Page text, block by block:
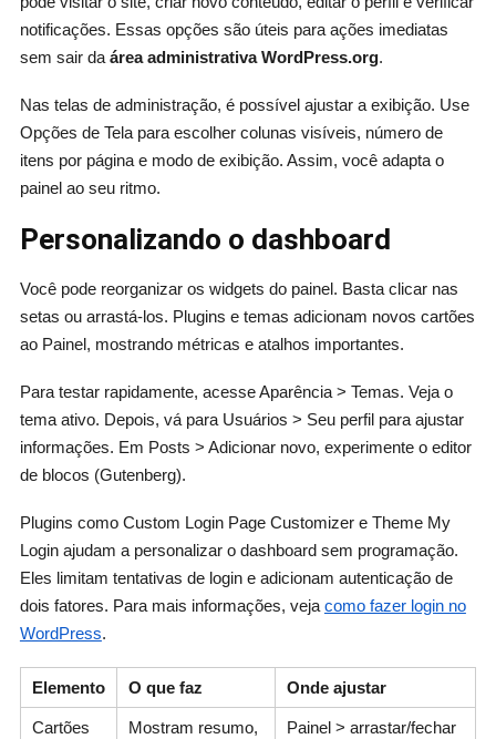
notificações. Essas opções são úteis para ações imediatas
sem sair da área administrativa WordPress.org.
Nas telas de administração, é possível ajustar a exibição. Use
Opções de Tela para escolher colunas visíveis, número de
itens por página e modo de exibição. Assim, você adapta o
painel ao seu ritmo.
Personalizando o dashboard
Você pode reorganizar os widgets do painel. Basta clicar nas
setas ou arrastá-los. Plugins e temas adicionam novos cartões
ao Painel, mostrando métricas e atalhos importantes.
Para testar rapidamente, acesse Aparência > Temas. Veja o
tema ativo. Depois, vá para Usuários > Seu perfil para ajustar
informações. Em Posts > Adicionar novo, experimente o editor
de blocos (Gutenberg).
Plugins como Custom Login Page Customizer e Theme My
Login ajudam a personalizar o dashboard sem programação.
Eles limitam tentativas de login e adicionam autenticação de
dois fatores. Para mais informações, veja como fazer login no
WordPress.
Elemento O que faz Onde ajustar
Cartões
Mostram resumo,
Painel > arrastar/fechar